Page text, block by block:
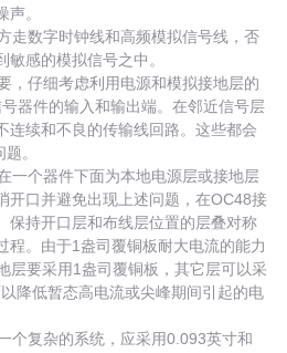
。
数字时钟线和高频模拟信号线，否
感的模拟信号之中。
仔细考虑利用电源和模拟接地层的
器件的输入和输出端。在邻近信号层
连续和不良的传输线回路。这些都会
。
个器件下面为本地电源层或接地层
开口并避免出现上述问题，在OC48接
保持开口层和布线层位置的层叠对称
程。由于1盎司覆铜板耐大电流的能力
层要采用1盎司覆铜板，其它层可以采
降低暂态高电流或尖峰期间引起的电
复杂的系统，应采用0.093英寸和